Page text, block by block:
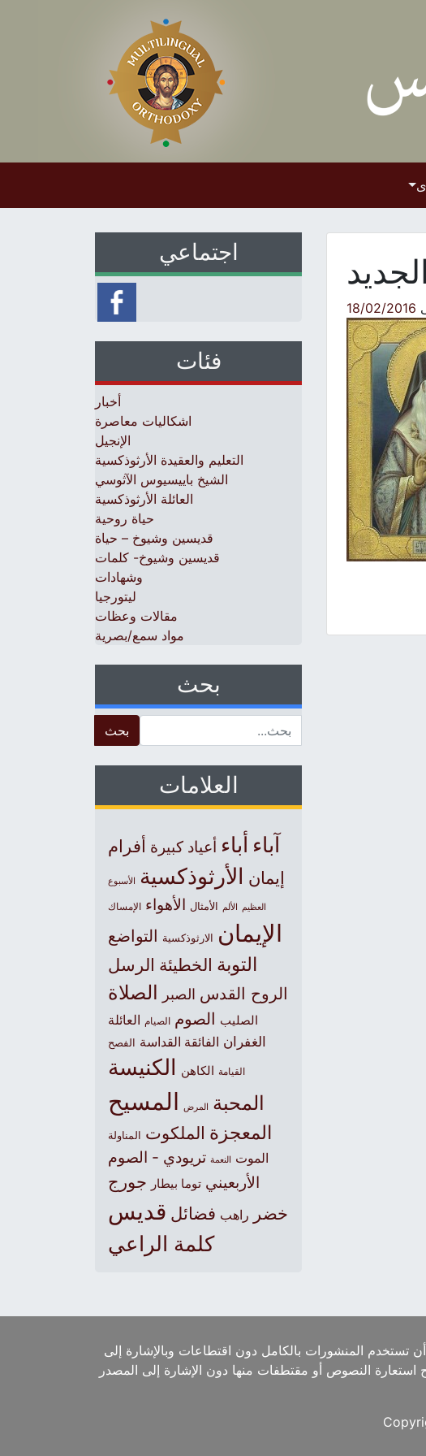
18/02/2016
اجتماعي
فئات
أخبار
اشكاليات معاصرة
الإنجيل
التعليم والعقيدة الأرثوذكسية
الشيخ باييسيوس الآثوسي
العائلة الأرثوذكسية
حياة روحية
قديسين وشيوخ – حياة
قديسين وشيوخ- كلمات
وشهادات
ليتورجيا
مقالات وعظات
مواد سمع/بصرية
بحث
العلامات
آباء أباء أعياد كبيرة أفرام
إيمان الأرثوذكسية الأسبوع
العظيم الألم الأمثال الأهواء الإمساك
الإيمان الارثوذكسية التواضع
التوبة الخطيئة الرسل
الروح القدس الصبر الصلاة
الصليب الصوم الصيام العائلة
الغفران الفائقة القداسة الفصح
القيامة الكاهن الكنيسة
المحبة المرض المسيح
المعجزة الملكوت المناولة
الموت النعمة تريودي - الصوم
الأربعيني توما بيطار جورج
خضر راهب فضائل قديس
كلمة الراعي
تستخدم المنشورات بالكامل دون اقتطاعات وبالإشارة إلى
النصوص أو مقتطفات منها دون الإشارة إلى المصدر